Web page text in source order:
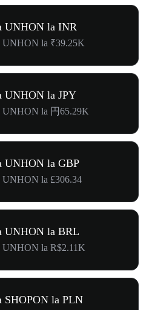
UNHON la INR
UNHON la ₹39.25K
UNHON la JPY
UNHON la 円65.29K
UNHON la GBP
UNHON la £306.34
UNHON la BRL
UNHON la R$2.11K
SHOPON la PLN